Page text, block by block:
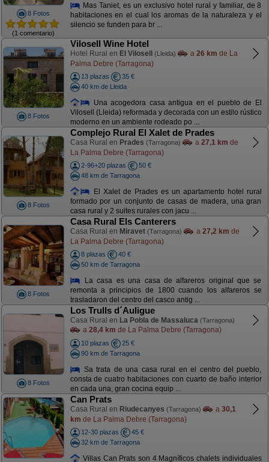
8 Fotos
(1 comentario)
Mas Taniet, es un exclusivo hotel rural y familiar, de 8
habitaciones en el cual los aromas de la naturaleza y el
silencio se funden para br ...
8 Fotos
Vilosell Wine Hotel
Hotel Rural en El Vilosell (Lleida) a 26 km de La
Palma Debre (Tarragona)
13 plazas
35 €
40 km de Lleida
Una acogedora casa antigua en el pueblo de El
Vilosell (Lleida) reformada y decorada con un estilo rústico
moderno en un ambiente rodeado po ...
8 Fotos
Complejo Rural El Xalet de Prades
Casa Rural en Prades (Tarragona) a 27,1 km de
La Palma Debre (Tarragona)
2-96+20 plazas
50 €
48 km de Tarragona
El Xalet de Prades es un apartamento hotel rural
formado por un conjunto de casas de madera, una gran
casa rural y 2 suites rurales con jacu ...
8 Fotos
Casa Rural Els Canterers
Casa Rural en Miravet (Tarragona) a 27,2 km de
La Palma Debre (Tarragona)
8 plazas
40 €
50 km de Tarragona
La casa es una casa de alfareros original que se
remonta a principios de 1800 cuando los alfareros se
trasladaron del centro del casco antig ...
8 Fotos
Los Trulls d´Auligue
Casa Rural en La Pobla de Massaluca (Tarragona)
a 28,4 km de La Palma Debre (Tarragona)
10 plazas
25 €
90 km de Tarragona
Sa trata de una casa rural en el centro del pueblo,
consta de cuatro habitaciones con cuarto de baño interior
en cada una, gran cocina equip ...
Can Prats
Casa Rural en Riudecanyes (Tarragona) a 30,1
km de La Palma Debre (Tarragona)
12-30 plazas
45 €
32 km de Tarragona
Villas Can Prats son 4 Magníficos chalets individuales